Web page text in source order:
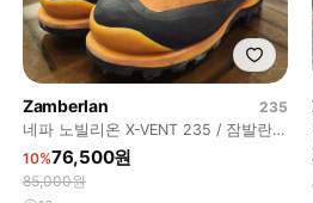
Zamberlan
235
네파 노빌리온 X-VENT 235 / 잠발란
이탈리아 생산 / 비브람창
10%76,500원
85,000원